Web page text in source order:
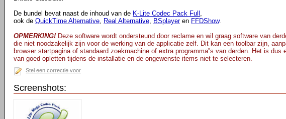
De bundel bevat naast de inhoud van de K-Lite Codec Pack Full ,
ook de QuickTime Alternative, Real Alternative, BSplayeren FFDShow.
OPMERKING! Deze software wordt ondersteund door reclame en wil graag software van
die niet noodzakelijk zijn voor de werking van de applicatie zelf. Dit kan een toolbar zijn,
browser startpagina of standaard zoekmachine of extra programma''s van derden. Het is dus
van goed opletten tijdens de installatie en de ongewenste items niet te selecteren.
Stel een correctie voor
Screenshots: